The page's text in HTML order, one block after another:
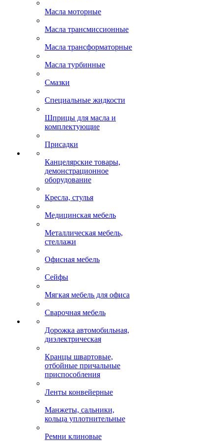
Масла моторные
Масла трансмиссионные
Масла трансформаторные
Масла турбинные
Смазки
Специальные жидкости
Шприцы для масла и
комплектующие
Присадки
Канцелярские товары,
демонстрационное
оборудование
Кресла, стулья
Медицинская мебель
Металлическая мебель,
стеллажи
Офисная мебель
Сейфы
Мягкая мебель для офиса
Сварочная мебель
Дорожка автомобильная,
диэлектрическая
Кранцы швартовые,
отбойные причальные
приспособления
Ленты конвейерные
Манжеты, сальники,
кольца уплотнительные
Ремни клиновые